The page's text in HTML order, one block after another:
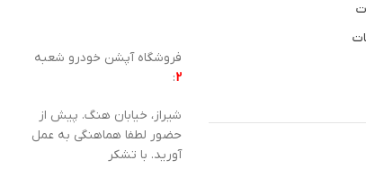
فروشگاه آپشن خودرو شعبه
2
:
شیراز، خیابان هنگ. پیش از
حضور لطفا هماهنگی به عمل
آورید. با تشکر